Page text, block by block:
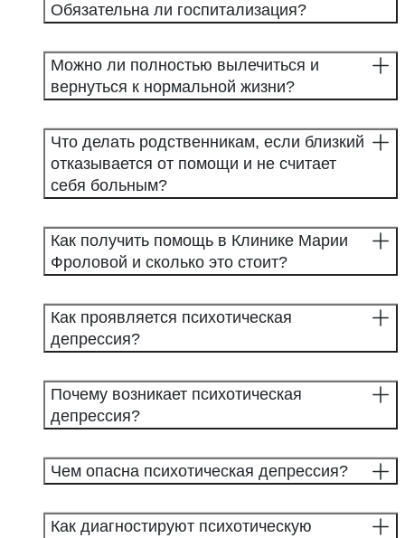
Обязательна ли госпитализация?
Можно ли полностью вылечиться и
вернуться к нормальной жизни?
Что делать родственникам, если близкий
отказывается от помощи и не считает
себя больным?
Как получить помощь в Клинике Марии
Фроловой и сколько это стоит?
Как проявляется психотическая
депрессия?
Почему возникает психотическая
депрессия?
Чем опасна психотическая депрессия?
Как диагностируют психотическую